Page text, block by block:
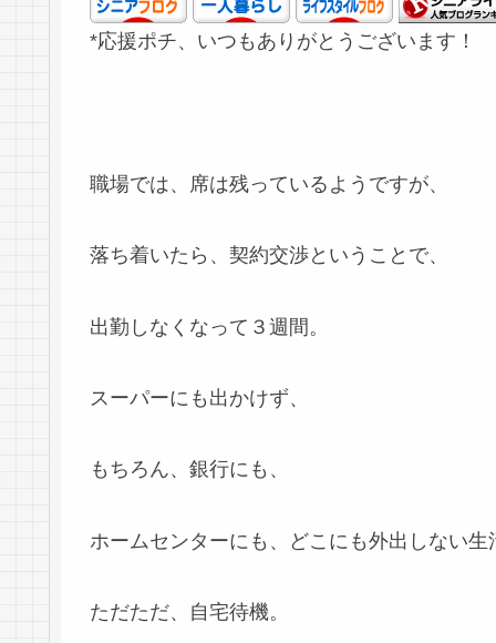
*応援ポチ、いつもありがとうございます！
職場では、席は残っているようですが、
落ち着いたら、契約交渉ということで、
出勤しなくなって３週間。
スーパーにも出かけず、
もちろん、銀行にも、
ホームセンターにも、どこにも外出しない生
ただただ、自宅待機。